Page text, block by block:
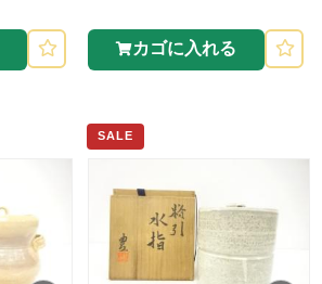
カゴに入れる
SALE